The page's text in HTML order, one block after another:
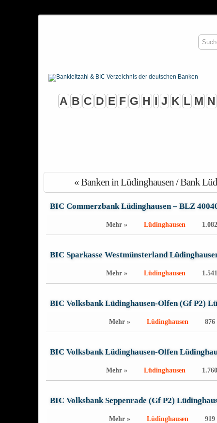
A B C D E F G H I J K L M N
« Banken in Lüdinghausen / Bank
BIC Commerzbank Lüdinghausen – BLZ
Mehr » Lüdinghausen
BIC Sparkasse Westmünsterland
Mehr » Lüdinghausen
BIC Volksbank Lüdinghausen-Olfen (Gf P2)
Mehr » Lüdinghausen 876
BIC Volksbank Lüdinghausen-Olfen
Mehr » Lüdinghausen
BIC Volksbank Seppenrade (Gf P2)
Mehr » Lüdinghausen 919